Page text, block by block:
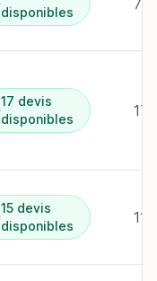
disponibles
7 r
17 devis
disponibles
15 devis
disponibles